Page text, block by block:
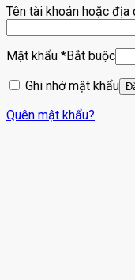
Tên tài khoản hoặc địa
Mật khẩu *Bắt buộc
Ghi nhớ mật khẩu
Quên mật khẩu?